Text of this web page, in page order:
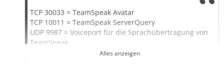
TCP 30033 = TeamSpeak Avatar
TCP 10011 = TeamSpeak ServerQuery
UDP 9987 = Voiceport für die Sprachübertragung von
TeamSpeak
UDP 9988 = Weiterer Voiceport für die
Alles anzeigen